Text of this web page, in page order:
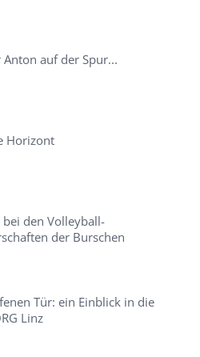
auf der Spur...
Horizont
bei den Volleyball-
der Burschen
Tür: ein Einblick in die
Linz